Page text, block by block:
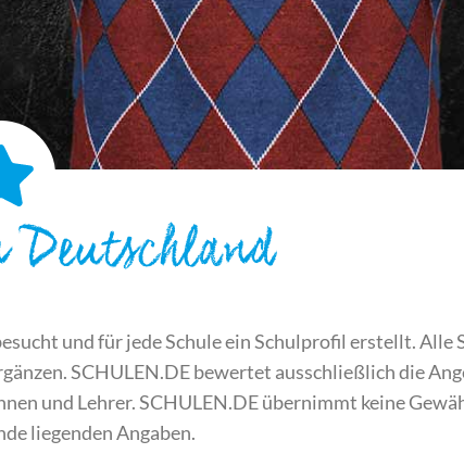
Deutschland
und für jede Schule ein Schulprofil erstellt. Alle
SCHULEN.DE bewertet ausschließlich die
und Lehrer. SCHULEN.DE übernimmt keine
liegenden Angaben.